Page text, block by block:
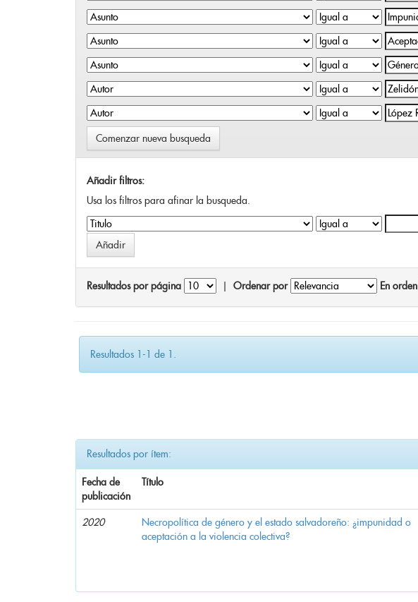
Comenzar nueva busqueda
Añadir filtros:
Usa los filtros para afinar la busqueda.
Resultados por página Ordenar por En orden
Resultados 1-1 de 1.
Resultados por ítem:
Fecha de
publicación
Título
2020
Necropolítica de género y el estado salvadoreño: ¿impunidad o
aceptación a la violencia colectiva?